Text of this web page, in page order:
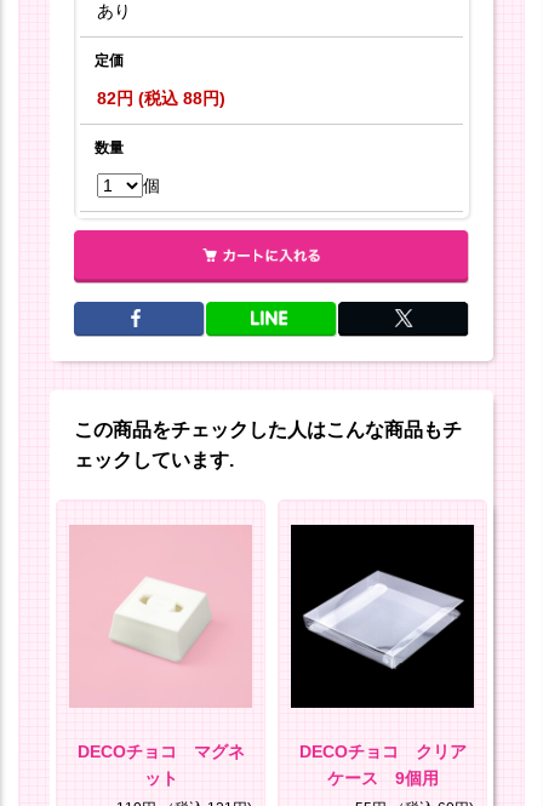
あり
定価
82円 (税込 88円)
数量
個
この商品をチェックした人はこんな商品もチ
ェックしています.
DECOチョコ マグネ
ット
DECOチョコ クリア
ケース 9個用